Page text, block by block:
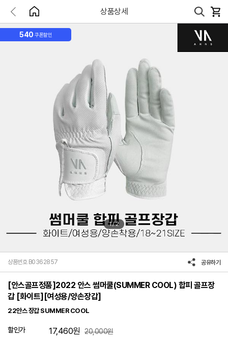
상품상세
540 쿠폰할인
1/2
상품번호 B0362857 공유하기
[안스골프정품]2022 안스 썸머쿨(SUMMER COOL) 합피 골프장
갑 [화이트][여성용/양손장갑]
22안스 장갑 SUMMER COOL
할인가 17,460원 20,000원